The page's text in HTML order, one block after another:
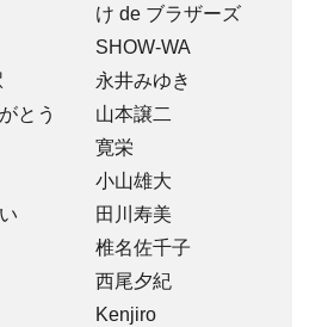
け de ブラザーズ
SHOW-WA
永井みゆき
とう
山本譲二
寛栄
小山雄大
田川寿美
椎名佐千子
西尾夕紀
Kenjiro